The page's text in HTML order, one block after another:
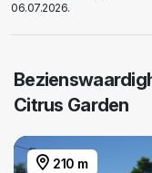
06.07.2026.
Citrus Garden
210 m